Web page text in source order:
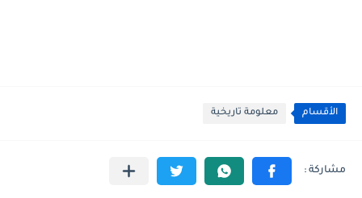
الأقسام معلومة تاريخية